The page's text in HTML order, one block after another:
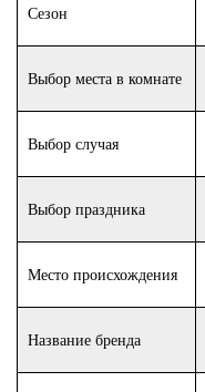
Сезон
Выбор места в комнате
Выбор случая
Выбор праздника
Место происхождения
Название бренда